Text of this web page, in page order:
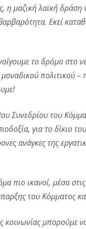
η μαζική λαϊκή δράση
Εκεί
το δρόμο στο
πολιτικού –
Συνεδρίου του
για το δίκιο
ανάγκες της
πιο ικανοί, μέσα στις
του Κόμματος
κοινωνίας μπορούμε